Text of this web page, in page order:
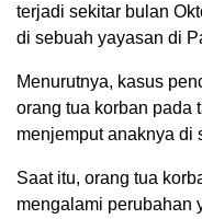
terjadi sekitar bulan
di sebuah yayasan di
Menurutnya, kasus
orang tua korban pada
menjemput anaknya di
Saat itu, orang tua
mengalami perubahan